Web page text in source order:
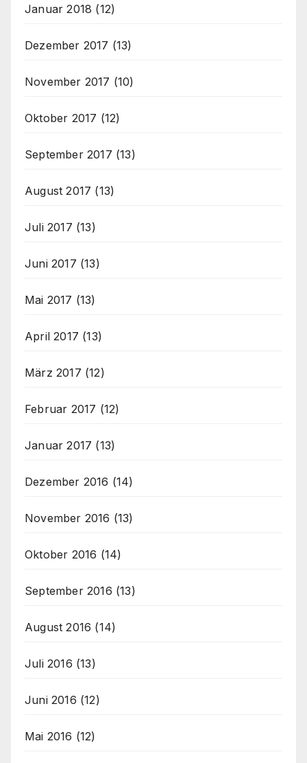
Januar 2018 (12)
Dezember 2017 (13)
November 2017 (10)
Oktober 2017 (12)
September 2017 (13)
August 2017 (13)
Juli 2017 (13)
Juni 2017 (13)
Mai 2017 (13)
April 2017 (13)
März 2017 (12)
Februar 2017 (12)
Januar 2017 (13)
Dezember 2016 (14)
November 2016 (13)
Oktober 2016 (14)
September 2016 (13)
August 2016 (14)
Juli 2016 (13)
Juni 2016 (12)
Mai 2016 (12)